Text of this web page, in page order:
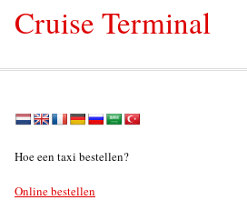
Cruise Terminal
Hoe een taxi bestellen?
Online bestellen